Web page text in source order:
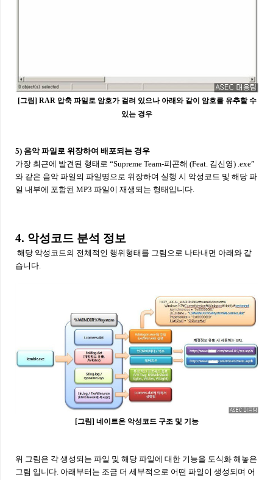
[그림] RAR 압축 파일로 암호가 걸려 있으나 아래와 같이 암호를 유추할 수
있는 경우
5) 음악 파일로 위장하여 배포되는 경우
가장 최근에 발견된 형태로 “Supreme Team-피곤해 (Feat. 김신영) .exe”
와 같은 음악 파일의 파일명으로 위장하여 실행 시 악성코드 및 해당 파
일 내부에 포함된 MP3 파일이 재생되는 형태입니다.
4. 악성코드 분석 정보
해당 악성코드의 전체적인 행위형태를 그림으로 나타내면 아래와 같
습니다.
[그림] 네이트온 악성코드 구조 및 기능
위 그림은 각 생성되는 파일 및 해당 파일에 대한 기능을 도식화 해놓은
그림 입니다. 아래부터는 조금 더 세부적으로 어떤 파일이 생성되며 어